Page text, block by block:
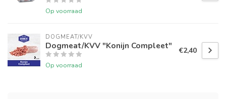
Op voorraad
DOGMEAT/KVV
Dogmeat/KVV "Konijn Compleet"
Op voorraad
€2,40